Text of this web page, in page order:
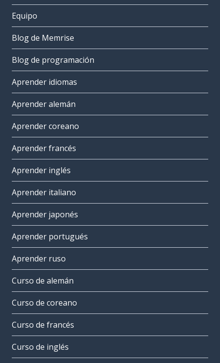
Equipo
Blog de Memrise
Blog de programación
Aprender idiomas
Aprender alemán
Aprender coreano
Aprender francés
Aprender inglés
Aprender italiano
Aprender japonés
Aprender portugués
Aprender ruso
Curso de alemán
Curso de coreano
Curso de francés
Curso de inglés